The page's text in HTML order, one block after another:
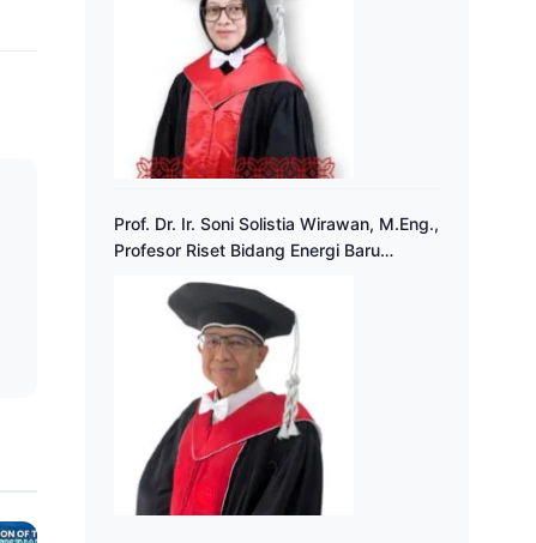
Prof. Dr. Ir. Soni Solistia Wirawan, M.Eng.,
Profesor Riset Bidang Energi Baru